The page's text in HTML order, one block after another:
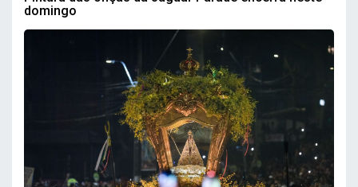
domingo